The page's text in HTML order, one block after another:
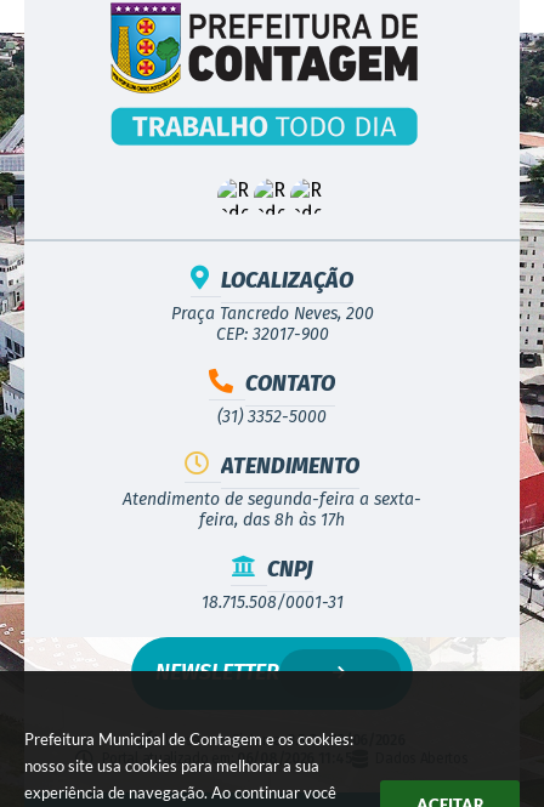
Prefeitura Municipal de Contagem e os cookies:
nosso site usa cookies para melhorar a sua
experiência de navegação. Ao continuar você
LOCALIZAÇÃO
Praça Tancredo Neves, 200
CEP: 32017-900
CONTATO
(31) 3352-5000
ATENDIMENTO
Atendimento de segunda-feira a sexta-
feira, das 8h às 17h
CNPJ
18.715.508/0001-31
Versão do Sistema:3.5.3 - 19/06/2026
Portal atualizado em:
06/08/2026 11:45
NEWSLETTER